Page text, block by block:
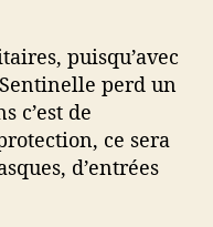
puisqu’avec
perd un
c’est de
ce sera
d’entrées